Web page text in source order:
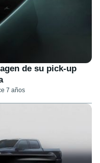
de su pick-up
7 años